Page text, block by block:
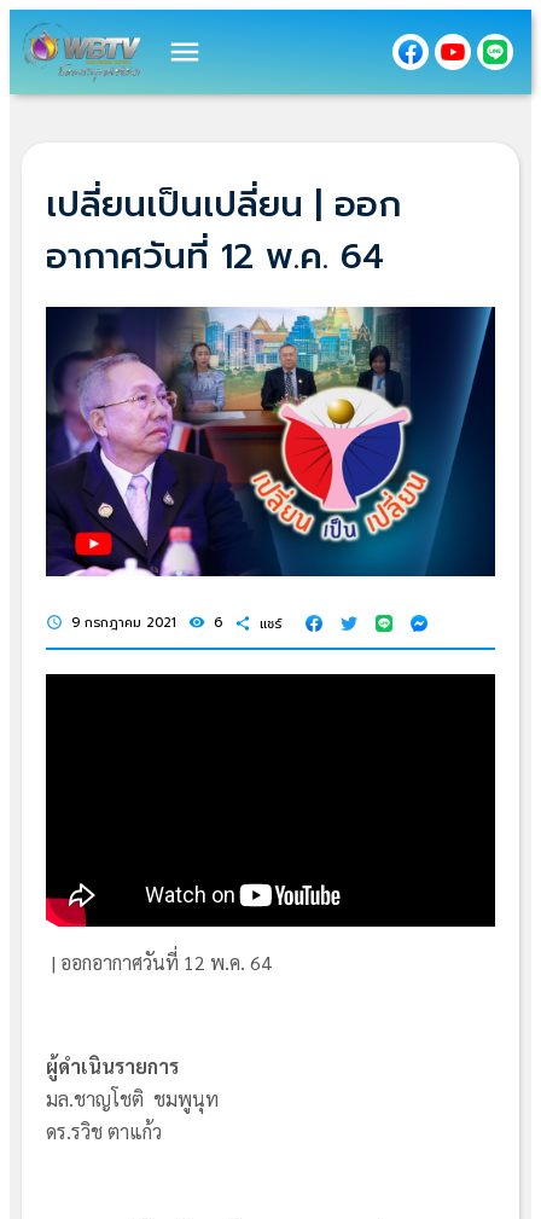
menu
เปลี่ยนเป็นเปลี่ยน | ออก
อากาศวันที่ 12 พ.ค. 64
schedule 9 กรกฎาคม 2021 visibility 6 share แชร์
| ออกอากาศวันที่ 12 พ.ค. 64
ผู้ดำเนินรายการ
มล.ชาญโชติ ชมพูนุท
ดร.รวิช ตาแก้ว